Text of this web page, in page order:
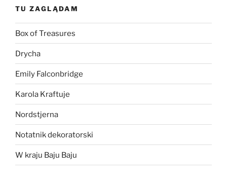
TU ZAGLĄDAM
Box of Treasures
Drycha
Emily Falconbridge
Karola Kraftuje
Nordstjerna
Notatnik dekoratorski
W kraju Baju Baju